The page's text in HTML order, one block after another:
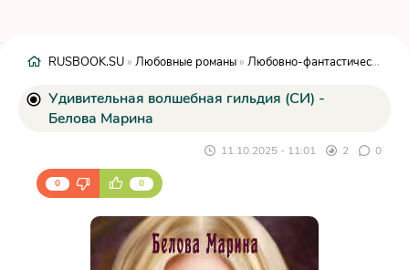
RUSBOOK.SU » Любовные романы » Любовно-фантастические романы
Удивительная волшебная гильдия (СИ) -
Белова Марина
11.10.2025 - 11:01 2 0
0 0